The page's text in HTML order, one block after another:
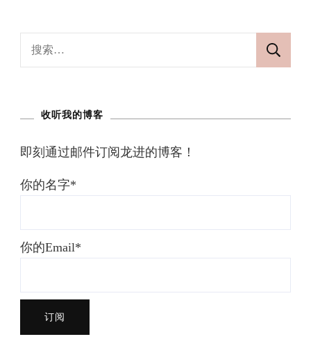
收听我的博客
即刻通过邮件订阅龙进的博客！
你的名字*
你的Email*